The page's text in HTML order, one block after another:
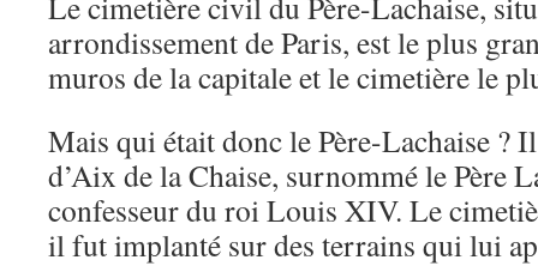
arrondissement de Paris, est le plus
muros de la capitale et le cimetière le
Mais qui était donc le Père-Lachaise ?
d’Aix de la Chaise, surnommé le Père
confesseur du roi Louis XIV. Le
il fut implanté sur des terrains qui lui